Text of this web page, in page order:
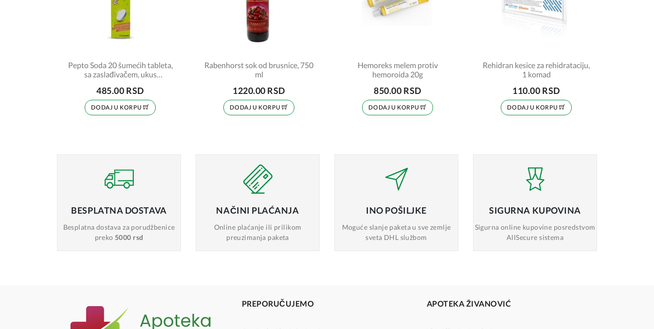
Pepto Soda 20 šumećih tableta,
sa zaslađivačem, ukus
485.00 RSD
DODAJ U KORPU
Rabenhorst sok od brusnice, 750
ml
1220.00 RSD
DODAJ U KORPU
Hemoreks melem protiv
hemoroida 20g
850.00 RSD
DODAJ U KORPU
Rehidran kesice za rehidrataciju,
1 komad
110.00 RSD
DODAJ U KORPU
BESPLATNA DOSTAVA
Besplatna dostavaza porudžbenice
preko 5000 rsd
NAČINI PLAĆANJA
Online plaćanje ili prilikom
preuzimanja paketa
INO POŠILJKE
Moguće slanje paketa u sve zemlje
sveta DHL službom
SIGURNA KUPOVINA
Sigurna online kupovine posredstvom
AllSecure sistema
PREPORUČUJEMO APOTEKA ŽIVANOVIĆ